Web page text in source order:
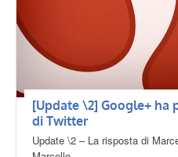
[Update \2] Google+ ha
di Twitter
Update \2 – La risposta di